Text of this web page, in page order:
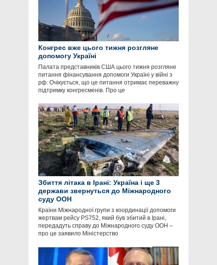
Конгрес вже цього тижня розгляне
допомогу Україні
Палата представників США цього тижня розгляне
питання фінансування допомоги Україні у війні з
рф. Очікується, що це питання отримає переважну
підтримку конгресменів. Про це
Збиття літака в Ірані: Україна і ще 3
держави звернуться до Міжнародного
суду ООН
Країни Міжнародної групи з координації допомоги
жертвам рейсу PS752, який був збитий в Ірані,
передадуть справу до Міжнародного суду ООН –
про це заявило Міністерство